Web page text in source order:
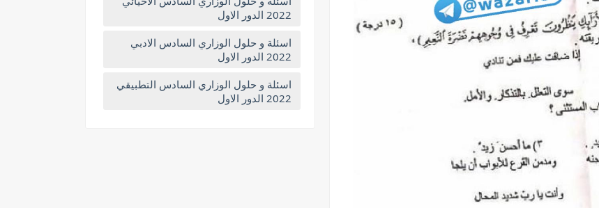
2022 الدور الاول
اسئلة و حلول الوزاري السادس الادبي
2022 الدور الاول
اسئلة و حلول الوزاري السادس التطبيقي
2022 الدور الاول